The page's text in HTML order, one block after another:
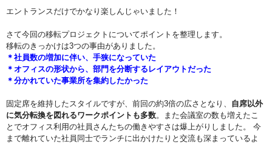
エントランスだけでかなり楽しんじゃいました！
さて今回の移転プロジェクトについてポイントを整理します。
移転のきっかけは3つの事由がありました。
＊社員数の増加に伴い、手狭になっていた
＊オフィスの形状から、部門を分断するレイアウトだった
＊分かれていた事業所を集約したかった
固定席を維持したスタイルですが、前回の約3倍の広さとなり、 自席以外
に気分転換を図れるワークポイントも多数。また会議室の数も増えたこ
とでオフィス利用の社員さんたちの働きやすさは爆上がりしました。 今
まで離れていた社員同士でランチに出かけたりと交流も深まっているよ